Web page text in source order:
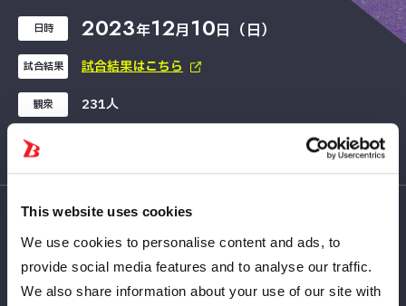
This website uses cookies
We use cookies to personalise content and ads, to
provide social media features and to analyse our traffic.
We also share information about your use of our site with
日時 2023年12月 10日（日）
試合結果 試合結果はこちら
観衆 231人
PREV NEXT